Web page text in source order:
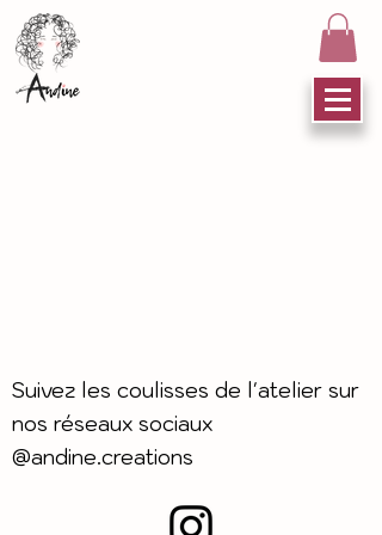
Suivez les coulisses de l'atelier sur
nos réseaux sociaux
@andine.creations